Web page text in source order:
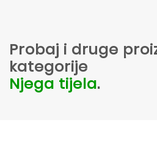
Probaj i druge
kategorije
Njega tijela.